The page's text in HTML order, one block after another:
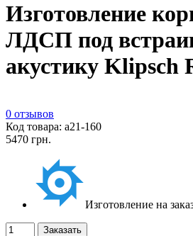
Изготовление
ЛДСП под
акустику Klipsch
0 отзывов
Код товара: а21-160
5470 грн.
Изготовление на
Заказать